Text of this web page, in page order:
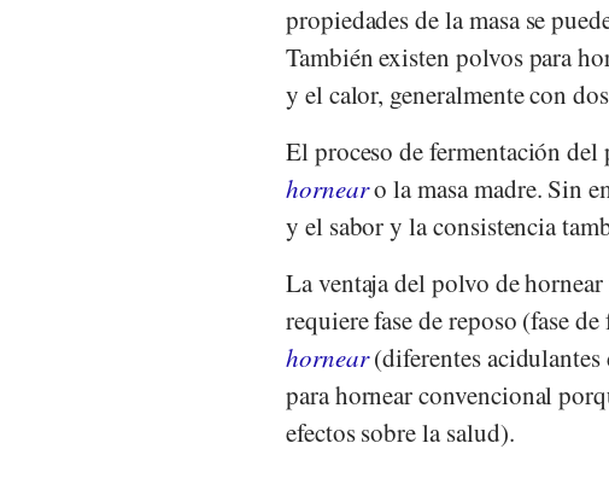
propiedades de la masa se
También existen polvos para
y el calor, generalmente con
El proceso de fermentación
hornearo la masa madre. Sin
y el sabor y la consistencia
La ventaja del polvo de
requiere fase de reposo (fase
hornear(diferentes acidulantes
para hornear convencional
efectos sobre la salud).